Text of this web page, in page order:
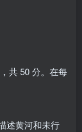
共 50 分。在每
述黄河和未行